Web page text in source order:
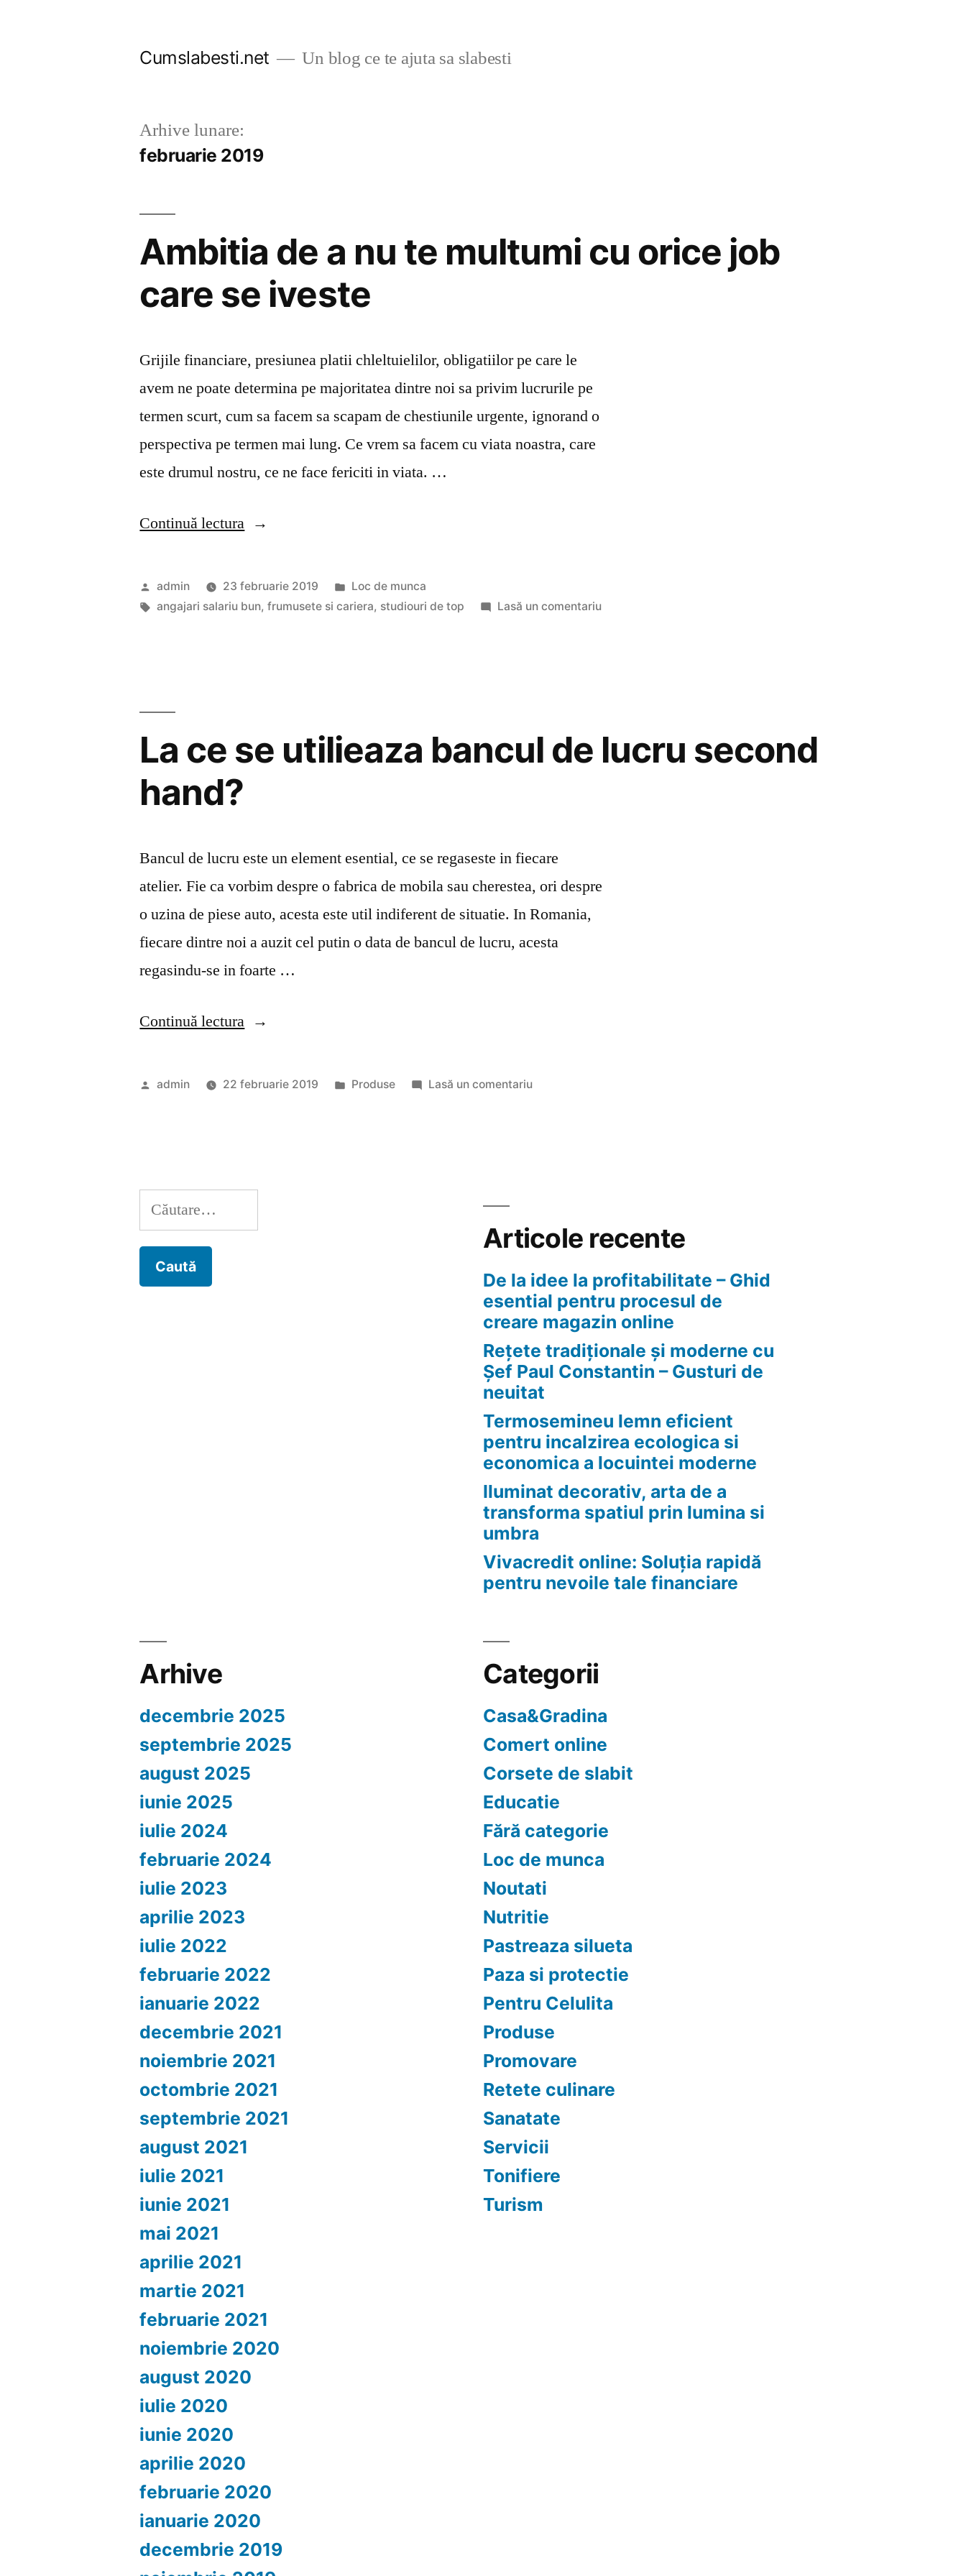
Cumslabesti.net Un blog ce te ajuta sa slabesti
Arhive lunare:
februarie 2019
Ambitia de a nu te multumi cu orice job
care se iveste
Grijile financiare, presiunea platii chleltuielilor, obligatiilor pe care le
avem ne poate determina pe majoritatea dintre noi sa privim lucrurile pe
termen scurt, cum sa facem sa scapam de chestiunile urgente, ignorand o
perspectiva pe termen mai lung. Ce vrem sa facem cu viata noastra, care
este drumul nostru, ce ne face fericiti in viata. …
Continuă lectura„Ambitia
a
nu
job
Publicat
de
admin 23 februarie 2019
Publicat
în
Loc de munca
Etichete:
angajari salariu bun,frumusete si cariera, studiouri de top Lasă un comentariu
cu
orice
La ce se utilieaza bancul de lucru second
hand?
Bancul de lucru este un element esential, ce se regaseste in fiecare
atelier. Fie ca vorbim despre o fabrica de mobila sau cherestea, ori despre
o uzina de piese auto, acesta este util indiferent de situatie. In Romania,
fiecare dintre noi a auzit cel putin o data de bancul de lucru, acesta
regasindu-se in foarte …
Continuă lectura„La
se
lucru
Publicat
admin 22 februarie 2019
Publicat
Produse Lasă un comentariula
second
Caută
după:
Articole recente
De la idee la profitabilitate – Ghid
esential pentru procesul de
creare magazin online
Rețete tradiționale și moderne cu
Șef Paul Constantin – Gusturi de
neuitat
Termosemineu lemn eficient
pentru incalzirea ecologica si
economica a locuintei moderne
Iluminat decorativ, arta de a
transforma spatiul prin lumina si
umbra
Vivacredit online: Soluția rapidă
pentru nevoile tale financiare
Arhive
decembrie 2025
septembrie 2025
august 2025
iunie 2025
iulie 2024
februarie 2024
iulie 2023
aprilie 2023
iulie 2022
februarie 2022
ianuarie 2022
decembrie 2021
noiembrie 2021
octombrie 2021
septembrie 2021
august 2021
iulie 2021
iunie 2021
mai 2021
aprilie 2021
martie 2021
februarie 2021
noiembrie 2020
august 2020
iulie 2020
iunie 2020
aprilie 2020
februarie 2020
ianuarie 2020
decembrie 2019
Categorii
Casa&Gradina
Comert online
Corsete de slabit
Educatie
Fără categorie
Loc de munca
Noutati
Nutritie
Pastreaza silueta
Paza si protectie
Pentru Celulita
Produse
Promovare
Retete culinare
Sanatate
Servicii
Tonifiere
Turism